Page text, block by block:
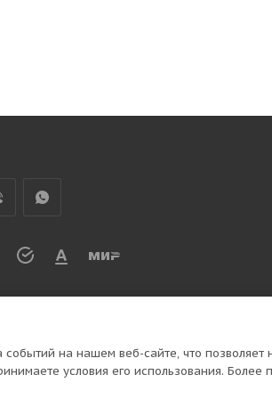
на нашем веб-сайте, что позволяет
условия его использования. Более